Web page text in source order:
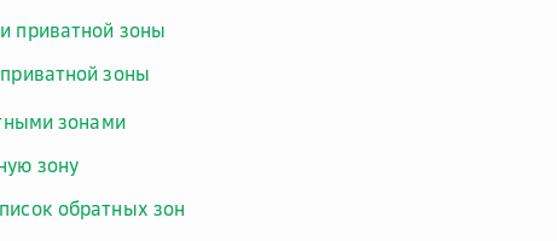
приватной зоны
зоны
зонами
зону
обратных зон